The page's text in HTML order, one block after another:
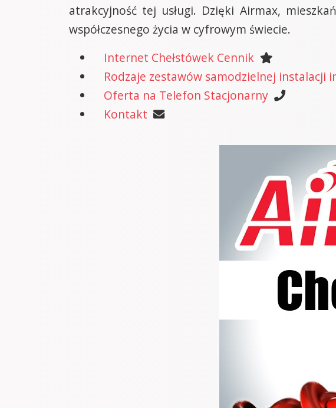
atrakcyjność tej usługi. Dzięki Airmax,
współczesnego życia w cyfrowym świecie.
Internet Chełstówek Cennik
Rodzaje zestawów samodzielnej instalacji
Oferta na Telefon Stacjonarny
Kontakt